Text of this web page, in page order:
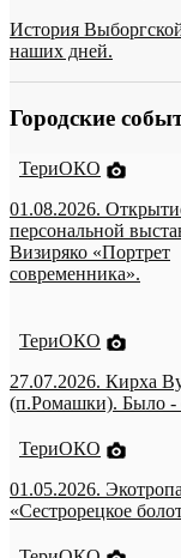
История
наших дней.
Городские
ТериОКО
01.08.2026.
персональной
Визиряко «Портрет
современника».
ТериОКО
27.07.2026. Кирха
(п.Ромашки). Было -
ТериОКО
01.05.2026. Экотропа
«Сестрорецкое